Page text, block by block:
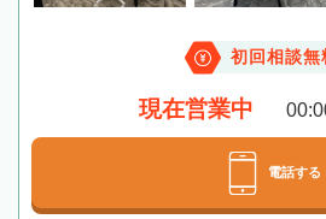
初回相談無
現在営業中
電話する